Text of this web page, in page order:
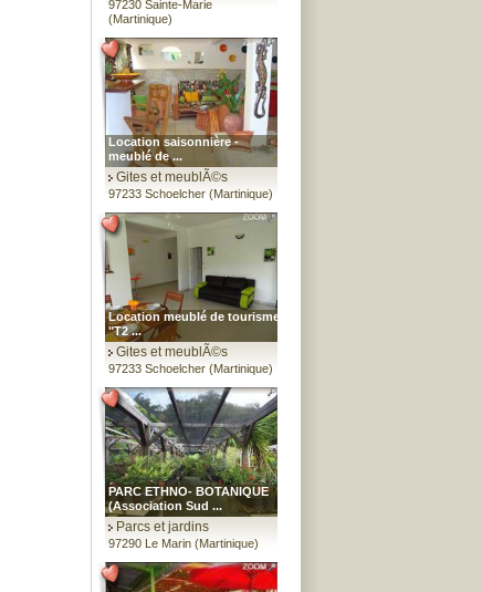
97230 Sainte-Marie
(Martinique)
Location saisonnière -
meublé de ...
Gites et meublÃ©s
97233 Schoelcher (Martinique)
Location meublé de tourisme
"T2 ...
Gites et meublÃ©s
97233 Schoelcher (Martinique)
PARC ETHNO- BOTANIQUE
(Association Sud ...
Parcs et jardins
97290 Le Marin (Martinique)